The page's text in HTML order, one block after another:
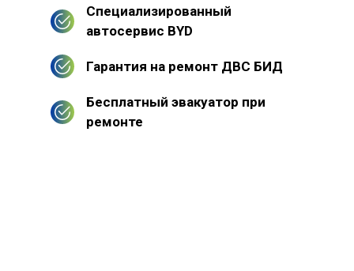
Специализированный
автосервис BYD
Гарантия на ремонт ДВС БИД
Бесплатный эвакуатор при
ремонте